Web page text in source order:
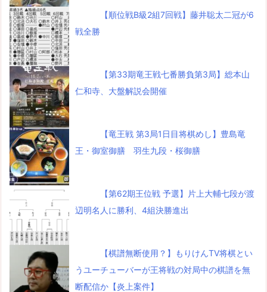
【順位戦B級2組7回戦】藤井聡太二冠が6
戦全勝
【第33期竜王戦七番勝負第3局】総本山
仁和寺、大盤解説会開催
【竜王戦 第3局1日目将棋めし】豊島竜
王・御室御膳 羽生九段・桜御膳
【第62期王位戦 予選】片上大輔七段が渡
辺明名人に勝利、4組決勝進出
【棋譜無断使用？】もりけんTV将棋とい
うユーチューバーが王将戦の対局中の棋譜を無
断配信か【炎上案件】